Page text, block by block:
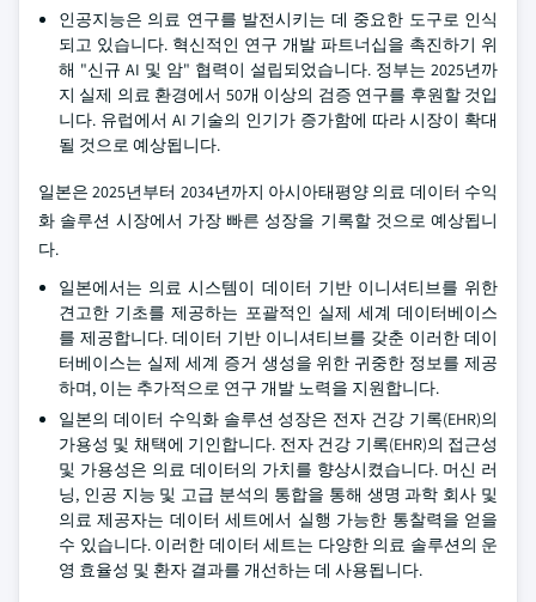
인공지능은 의료 연구를 발전시키는 데 중요한 도구로 인식
되고 있습니다. 혁신적인 연구 개발 파트너십을 촉진하기 위
해 "신규 AI 및 암" 협력이 설립되었습니다. 정부는 2025년까
지 실제 의료 환경에서 50개 이상의 검증 연구를 후원할 것입
니다. 유럽에서 AI 기술의 인기가 증가함에 따라 시장이 확대
될 것으로 예상됩니다.
일본은 2025년부터 2034년까지 아시아태평양 의료 데이터 수익
화 솔루션 시장에서 가장 빠른 성장을 기록할 것으로 예상됩니
다.
일본에서는 의료 시스템이 데이터 기반 이니셔티브를 위한
견고한 기초를 제공하는 포괄적인 실제 세계 데이터베이스
를 제공합니다. 데이터 기반 이니셔티브를 갖춘 이러한 데이
터베이스는 실제 세계 증거 생성을 위한 귀중한 정보를 제공
하며, 이는 추가적으로 연구 개발 노력을 지원합니다.
일본의 데이터 수익화 솔루션 성장은 전자 건강 기록(EHR)의
가용성 및 채택에 기인합니다. 전자 건강 기록(EHR)의 접근성
및 가용성은 의료 데이터의 가치를 향상시켰습니다. 머신 러
닝, 인공 지능 및 고급 분석의 통합을 통해 생명 과학 회사 및
의료 제공자는 데이터 세트에서 실행 가능한 통찰력을 얻을
수 있습니다. 이러한 데이터 세트는 다양한 의료 솔루션의 운
영 효율성 및 환자 결과를 개선하는 데 사용됩니다.